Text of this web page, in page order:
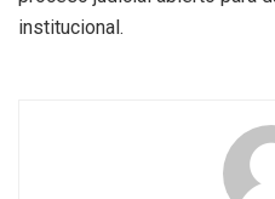
institucional.